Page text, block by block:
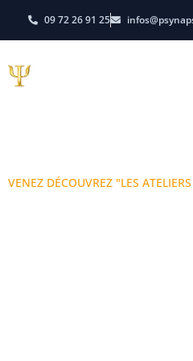
09 72 26 91 25
VENEZ DÉCOUVREZ "LES